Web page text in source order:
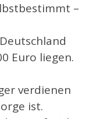
–
Euro liegen.
verdienen
ist.